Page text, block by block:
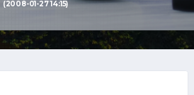
(2008-01-27 14:15)